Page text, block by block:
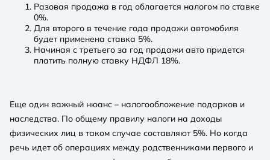
Разовая продажа в год облагается налогом по ставке
0%.
Для второго в течение года продажи автомобиля
будет применена ставка 5%.
Начиная с третьего за год продажи авто придется
платить полную ставку НДФЛ 18%.
Еще один важный нюанс – налогообложение подарков и
наследства. По общему правилу налоги на доходы
физических лиц в таком случае составляют 5%. Но когда
речь идет об операциях между родственниками первого и